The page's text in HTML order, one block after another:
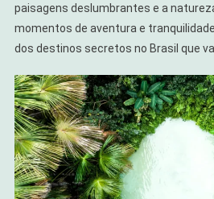
paisagens deslumbrantes e a
momentos de aventura e
dos destinos secretos no Brasil que